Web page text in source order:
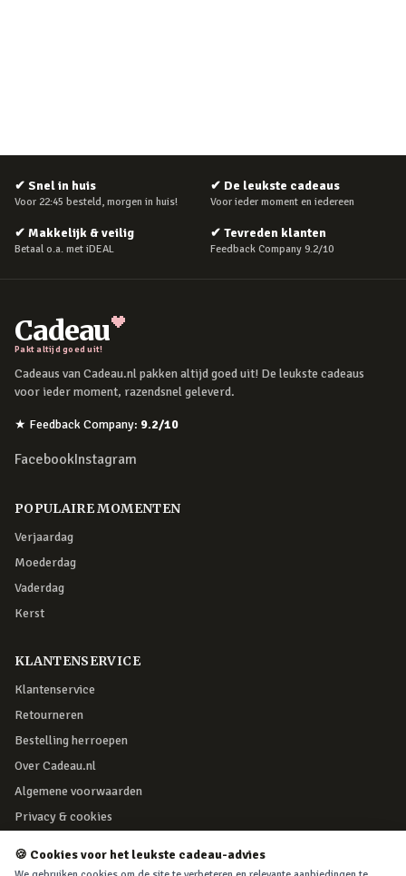
✔ Snel in huis
Voor 22:45 besteld, morgen in huis!
✔ De leukste cadeaus
Voor ieder moment en iedereen
✔ Makkelijk & veilig
Betaal o.a. met iDEAL
✔ Tevreden klanten
Feedback Company 9.2/10
Cadeau
Pakt altijd goed uit!
Cadeaus van Cadeau.nl pakken altijd goed uit! De leukste cadeaus
voor ieder moment, razendsnel geleverd.
★ Feedback Company: 9.2/10
FacebookInstagram
POPULAIRE MOMENTEN
Verjaardag
Moederdag
Vaderdag
Kerst
KLANTENSERVICE
Klantenservice
Retourneren
Bestelling herroepen
Over Cadeau.nl
Algemene voorwaarden
Privacy & cookies
VEILIG BETALEN
🍪 Cookies voor het leukste cadeau-advies